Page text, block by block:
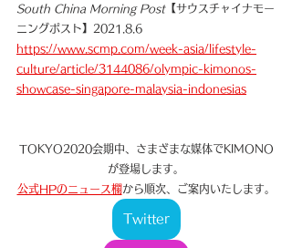
South China Morning Post【サウスチャイナモー
ニングポスト】2021.8.6
https://www.scmp.com/week-asia/lifestyle-
culture/article/3144086/olympic-kimonos-
showcase-singapore-malaysia-indonesias
TOKYO2020会期中、さまざまな媒体でKIMONO
が登場します。
公式HPのニュース欄から順次、ご案内いたします。
Twitter